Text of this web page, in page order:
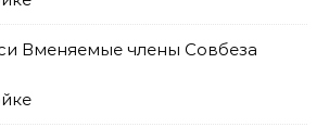
Вменяемые члены Совбеза